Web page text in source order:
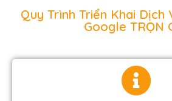
Quy Trình Triển Khai Dịch
Google TRỌN